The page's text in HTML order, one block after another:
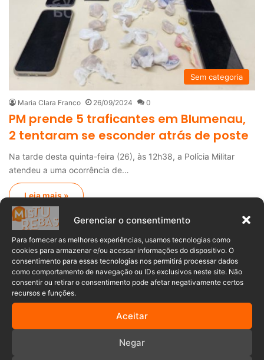
Gerenciar o consentimento
Para fornecer as melhores experiências, usamos tecnologias como
cookies para armazenar e/ou acessar informações do dispositivo. O
consentimento para essas tecnologias nos permitirá processar dados
como comportamento de navegação ou IDs exclusivos neste site. Não
consentir ou retirar o consentimento pode afetar negativamente certos
recursos e funções.
Aceitar
Negar
Sem categoria
Maria Clara Franco 26/09/2024 0
PM prende 5 traficantes em Blumenau,
2 tentaram se esconder atrás de poste
Na tarde desta quinta-feira (26), às 12h38, a Polícia Militar
atendeu a uma ocorrência de…
Leia mais »
Anuncia – Lateral